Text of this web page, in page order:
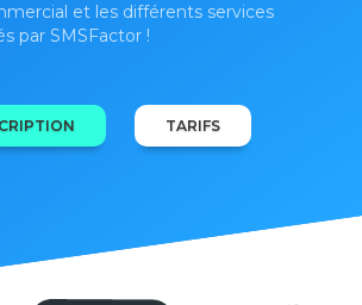
et les différents services
par SMSFactor !
TARIFS